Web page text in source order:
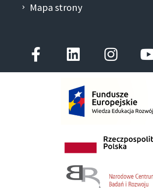
Mapa strony
f